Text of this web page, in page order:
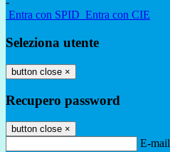
Entra con SPID Entra con CIE
Seleziona utente
button close ×
Recupero password
button close ×
E-mail